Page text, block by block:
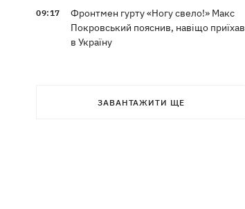
09:17
Фронтмен гурту «Ногу свело!» Макс
Покровський пояснив, навіщо приїхав
в Україну
буревій накоїв лиха на Франківщині
ЗАВАНТАЖИТИ ЩЕ